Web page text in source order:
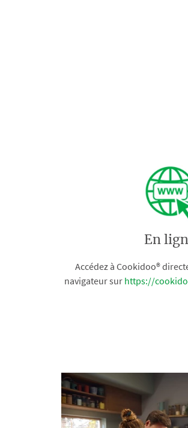
En
Accédez à Cookidoo®
navigateur sur https://